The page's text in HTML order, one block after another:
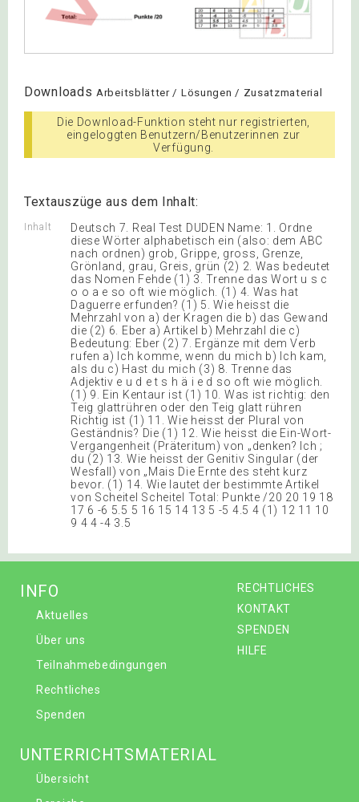
Downloads Arbeitsblätter / Lösungen / Zusatzmaterial
Die Download-Funktion steht nur registrierten,
eingeloggten Benutzern/Benutzerinnen zur
Verfügung.
Textauszüge aus dem Inhalt:
Inhalt
Deutsch 7. Real Test DUDEN Name: 1. Ordne
diese Wörter alphabetisch ein (also: dem ABC
nach ordnen) grob, Grippe, gross, Grenze,
Grönland, grau, Greis, grün (2) 2. Was bedeutet
das Nomen Fehde (1) 3. Trenne das Wort u s c
o o a e so oft wie möglich. (1) 4. Was hat
Daguerre erfunden? (1) 5. Wie heisst die
Mehrzahl von a) der Kragen die b) das Gewand
die (2) 6. Eber a) Artikel b) Mehrzahl die c)
Bedeutung: Eber (2) 7. Ergänze mit dem Verb
rufen a) Ich komme, wenn du mich b) Ich kam,
als du c) Hast du mich (3) 8. Trenne das
Adjektiv e u d e t s h ä i e d so oft wie möglich.
(1) 9. Ein Kentaur ist (1) 10. Was ist richtig: den
Teig glattrühren oder den Teig glatt rühren
Richtig ist (1) 11. Wie heisst der Plural von
Geständnis? Die (1) 12. Wie heisst die Ein-Wort-
Vergangenheit (Präteritum) von „denken? Ich ;
du (2) 13. Wie heisst der Genitiv Singular (der
Wesfall) von „Mais Die Ernte des steht kurz
bevor. (1) 14. Wie lautet der bestimmte Artikel
von Scheitel Scheitel Total: Punkte /20 20 19 18
17 6 -6 5.5 5 16 15 14 13 5 -5 4.5 4 (1) 12 11 10
9 4 4 -4 3.5
RECHTLICHES
KONTAKT
SPENDEN
HILFE
INFO
Aktuelles
Über uns
Teilnahmebedingungen
Rechtliches
Spenden
UNTERRICHTSMATERIAL
Übersicht